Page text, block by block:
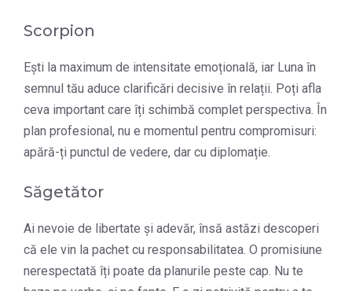
Scorpion
Ești la maximum de intensitate emoțională, iar Luna în
semnul tău aduce clarificări decisive în relații. Poți afla
ceva important care îți schimbă complet perspectiva. În
plan profesional, nu e momentul pentru compromisuri:
apără-ți punctul de vedere, dar cu diplomație.
Săgetător
Ai nevoie de libertate și adevăr, însă astăzi descoperi
că ele vin la pachet cu responsabilitatea. O promisiune
nerespectată îți poate da planurile peste cap. Nu te